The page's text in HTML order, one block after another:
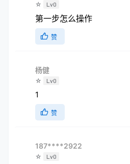
☆ Lv0
第一步怎么操作
赞
杨健
☆ Lv0
1
赞
187****2922
☆ Lv0